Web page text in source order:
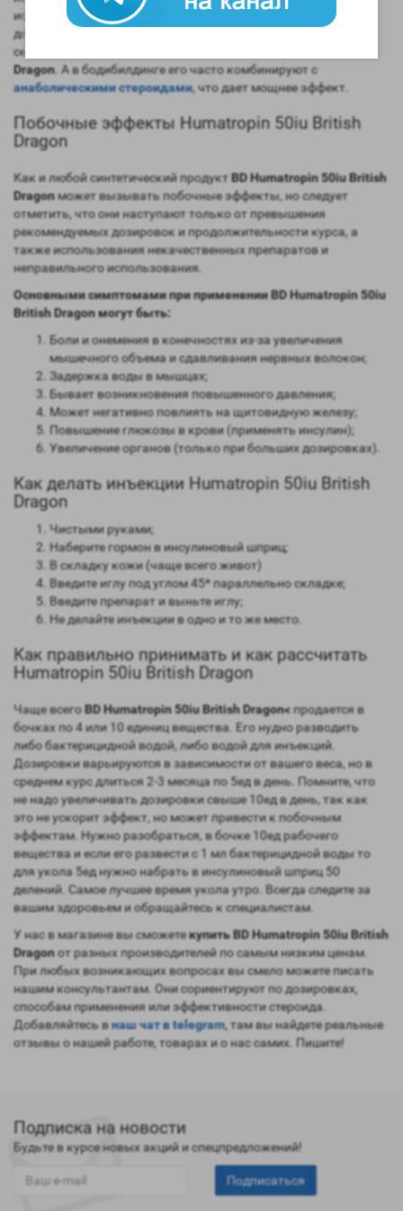
использовали его, пока в конечно итоге его не запретили как
допинг, что не остановило многих спортсменов и по
сегодняшний день принимающих
Dragon. А в бодибилдинге его часто комбинируют с
анаболическими стероидами, что дает мощнее эффект.
Побочные эффекты Humatropin 50iu British
Dragon
Как и любой синтетический продукт BD Humatropin 50iu British
Dragonможет вызывать побочные эффекты, но следует
отметить, что они наступают только от превышения
рекомендуемых дозировок и продолжительности курса, а
также использования некачественных препаратов и
неправильного использования.
Основными симптомами при применении BD Humatropin 50iu
British Dragonмогут быть:
Боли и онемения в конечностях из-за увеличения
мышечного объема и сдавливания нервных волокон;
Задержка воды в мышцах;
Бывает возникновения повышенного давления;
Может негативно повлиять на щитовидную железу;
Повышение глюкозы в крови (применять инсулин);
Увеличение органов (только при больших дозировках).
Как делать инъекции Humatropin 50iu British
Dragon
Чистыми руками;
Наберите гормон в инсулиновый шприц;
В складку кожи (чаще всего живот)
Введите иглу под углом 45* параллельно складке;
Введите препарат и выньте иглу;
Не делайте инъекции в одно и то же место.
Как правильно принимать и как рассчитать
Humatropin 50iu British Dragon
Чаще всегоBD Humatropin 50iu British Dragon<продается в
бочках по 4 или 10 единиц вещества. Его нудно разводить
либо бактерицидной водой, либо водой для инъекций.
Дозировки варьируются в зависимости от вашего веса, но в
среднем курс длиться 2-3 месяца по 5ед в день. Помните, что
не надо увеличивать дозировки свыше 10ед в день, так как
это не ускорит эффект, но может привести к побочным
эффектам. Нужно разобраться, в бочке 10ед рабочего
вещества и если его развести с 1 мл бактерицидной воды то
для укола 5ед нужно набрать в инсулиновый шприц 50
делений. Самое лучшее время укола утро. Всегда следите за
вашим здоровьем и обращайтесь к специалистам.
У нас в магазине вы сможетекупить BD Humatropin 50iu British
Dragonот разных производителей по самым низким ценам.
При любых возникающих вопросах вы смело можете писать
нашим консультантам. Они сориентируют по дозировках,
способам применения или эффективности стероида.
Добавляйтесь внаш чат в telegram, там вы найдете реальные
отзывы о нашей работе, товарах и о нас самих. Пишите!
Подписка на новости
Будьте в курсе новых акций и спецпредложений!
Подписаться